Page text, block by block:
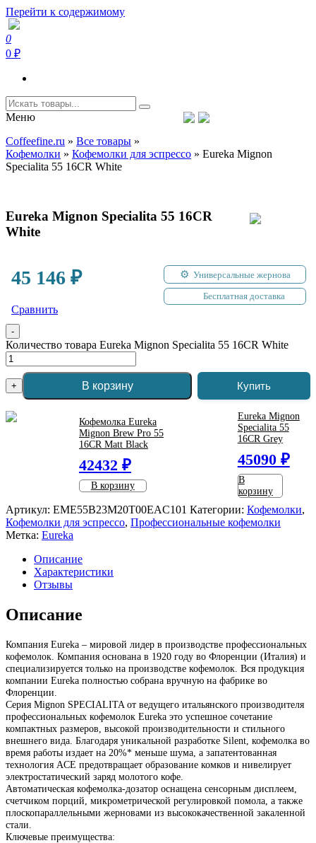
Перейти к содержимому
Coffeefine.ru
Интернет-магазин кофемашин и кофейной техники для дома
0
0 ₽
Меню
Coffeefine.ru » Все товары »
Кофемолки » Кофемолки для эспрессо » Eureka Mignon
Specialita 55 16CR White
Eureka Mignon Specialita 55 16CR
White
45 146 ₽
Сравнить
Универсальные жернова
Бесплатная доставка
-
Количество товара Eureka Mignon Specialita 55 16CR White
+ В корзину Купить
Кофемолка Eureka
Mignon Brew Pro 55
16CR Matt Black
42432 ₽
В корзину
Eureka Mignon
Specialita 55
16CR Grey
45090 ₽
В
корзину
Артикул: EME55B23M20T00EAC101 Категории: Кофемолки,
Кофемолки для эспрессо, Профессиональные кофемолки
Метка: Eureka
Описание
Характеристики
Отзывы
Описание
Компания Eureka – мировой лидер в производстве профессиональных
кофемолок. Компания основана в 1920 году во Флоренции (Италия) и
специализируется только на производстве кофемолок. Вся продукция
компании Eureka полностью собрана вручную на фабрике во
Флоренции.
Серия Mignon SPECIALITA от ведущего итальянского производителя
профессиональных кофемолок Eureka это успешное сочетание
компактных размеров, высокой производительности и стильного
внешнего вида. Благодаря уникальной разработке Silent, кофемолка во
время работы издает на 20%* меньше шума, а запатентованная
технология ACE предотвращает образование комков и нивелирует
электростатический заряд молотого кофе.
Автоматическая кофемолка-дозатор оснащена сенсорным дисплеем,
счетчиком порций, микрометрической регулировкой помола, а также
плоскопараллельными жерновами из высококачественной закаленной
стали.
Ключевые преимущества: